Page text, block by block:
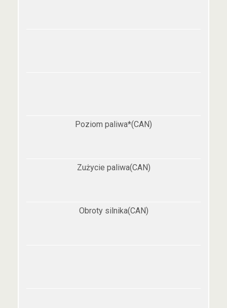
Poziom paliwa*(CAN)
Zużycie paliwa(CAN)
Obroty silnika(CAN)